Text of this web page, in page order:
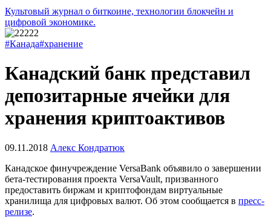
Культовый журнал о биткоине, технологии блокчейн и
цифровой экономике.
#Канада#хранение
Канадский банк представил
депозитарные ячейки для
хранения криптоактивов
09.11.2018 Алекс Кондратюк
Канадское финучреждение VersaBank объявило о завершении
бета-тестирования проекта VersaVault, призванного
предоставить биржам и криптофондам виртуальные
хранилища для цифровых валют. Об этом сообщается в пресс-
релизе.